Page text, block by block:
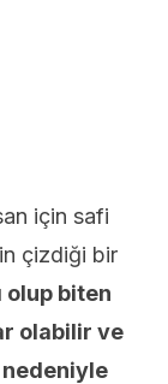
için safi
çizdiği bir
olup biten
olabilir ve
nedeniyle